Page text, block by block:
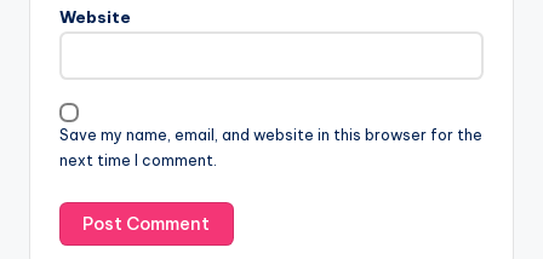
Website
Save my name, email, and website in this browser for the
next time I comment.